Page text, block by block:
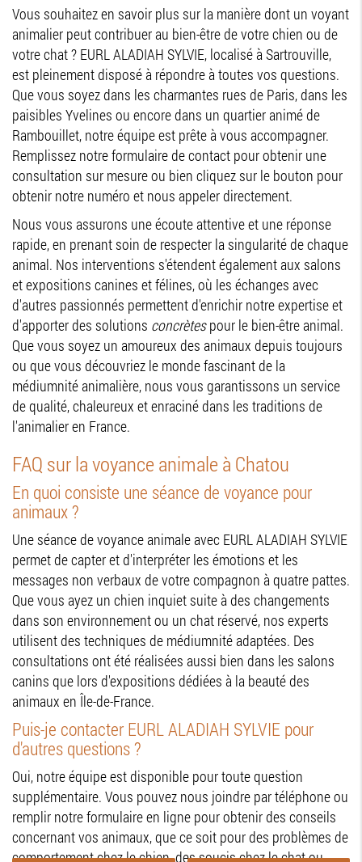
Vous souhaitez en savoir plus sur la manière dont un voyant
animalier peut contribuer au bien-être de votre chien ou de
votre chat ? EURL ALADIAH SYLVIE, localisé à Sartrouville,
est pleinement disposé à répondre à toutes vos questions.
Que vous soyez dans les charmantes rues de Paris, dans les
paisibles Yvelines ou encore dans un quartier animé de
Rambouillet, notre équipe est prête à vous accompagner.
Remplissez notre formulaire de contact pour obtenir une
consultation sur mesure ou bien cliquez sur le bouton pour
obtenir notre numéro et nous appeler directement.
Nous vous assurons une écoute attentive et une réponse
rapide, en prenant soin de respecter la singularité de chaque
animal. Nos interventions s'étendent également aux salons
et expositions canines et félines, où les échanges avec
d'autres passionnés permettent d'enrichir notre expertise et
d'apporter des solutions concrètespour le bien-être animal.
Que vous soyez un amoureux des animaux depuis toujours
ou que vous découvriez le monde fascinant de la
médiumnité animalière, nous vous garantissons un service
de qualité, chaleureux et enraciné dans les traditions de
l'animalier en France.
FAQ sur la voyance animale à Chatou
En quoi consiste une séance de voyance pour
animaux ?
Une séance de voyance animale avec EURL ALADIAH SYLVIE
permet de capter et d'interpréter les émotions et les
messages non verbaux de votre compagnon à quatre pattes.
Que vous ayez un chien inquiet suite à des changements
dans son environnement ou un chat réservé, nos experts
utilisent des techniques de médiumnité adaptées. Des
consultations ont été réalisées aussi bien dans les salons
canins que lors d'expositions dédiées à la beauté des
animaux en Île-de-France.
Puis-je contacter EURL ALADIAH SYLVIE pour
d'autres questions ?
Oui, notre équipe est disponible pour toute question
supplémentaire. Vous pouvez nous joindre par téléphone ou
remplir notre formulaire en ligne pour obtenir des conseils
concernant vos animaux, que ce soit pour des problèmes de
comportement chez le chien, des soucis chez le chat ou